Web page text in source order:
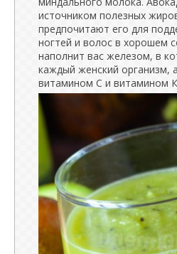
источником полезных
предпочитают его для
ногтей и волос в хорошем
наполнит вас железом, в
каждый женский организм,
витамином С и витамином